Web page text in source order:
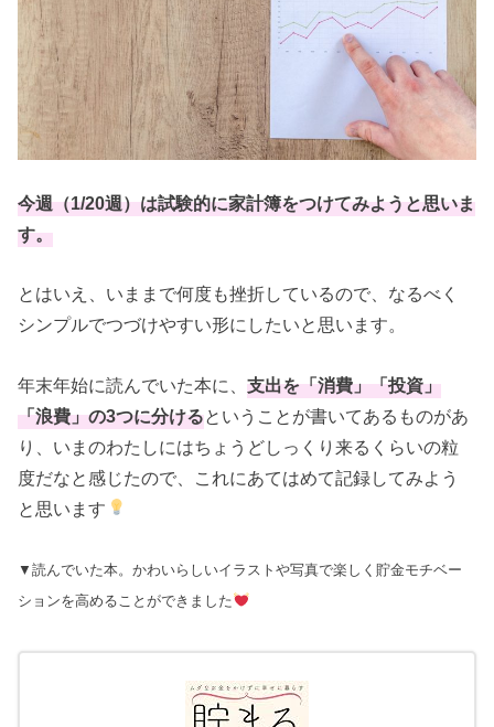
今週（1/20週）は試験的に家計簿をつけてみようと思いま
す。
とはいえ、いままで何度も挫折しているので、なるべく
シンプルでつづけやすい形にしたいと思います。
年末年始に読んでいた本に、支出を「消費」「投資」
「浪費」の3つに分けるということが書いてあるものがあ
り、いまのわたしにはちょうどしっくり来るくらいの粒
度だなと感じたので、これにあてはめて記録してみよう
と思います
▼読んでいた本。かわいらしいイラストや写真で楽しく貯金モチベー
ションを高めることができました